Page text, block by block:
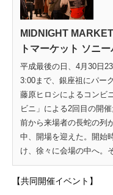
MIDNIGHT
トマーケット ソニ
平成最後の日、4月30日
3:00まで、銀座祖にパー
藤原ヒロシによるコンビ
ビニ」による2回目の開
前から来場者の長蛇の列
中、開場を迎えた。開始
け、徐々に会場の中へ。
【共同開催イベント】